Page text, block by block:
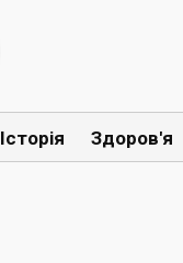
Історія Здоров'я